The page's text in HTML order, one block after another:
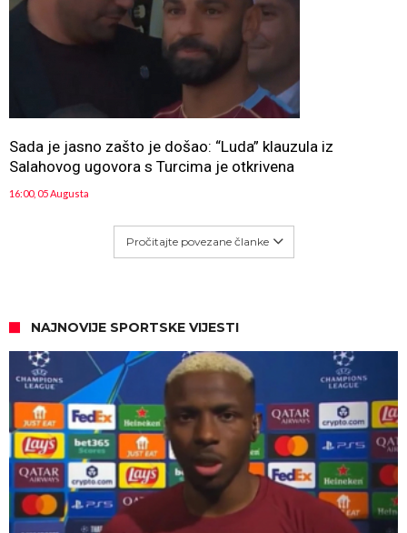
Sada je jasno zašto je došao: “Luda” klauzula iz
Salahovog ugovora s Turcima je otkrivena
16:00, 05 Augusta
Pročitajte povezane članke
NAJNOVIJE SPORTSKE VIJESTI